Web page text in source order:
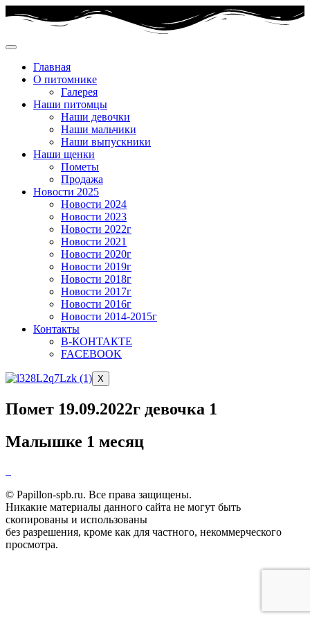
Главная
О питомнике
Галерея
Наши питомцы
Наши девочки
Наши мальчики
Наши выпускники
Наши щенки
Пометы
Продажа
Новости 2025
Новости 2024
Новости 2023
Новости 2022г
Новости 2021
Новости 2020г
Новости 2019г
Новости 2018г
Новости 2017г
Новости 2016г
Новости 2014-2015г
Контакты
В-КОНТАКТЕ
FACEBOOK
X
Помет 19.09.2022г девочка 1
Малышке 1 месяц
© Papillon-spb.ru. Все права защищены.
Никакие материалы данного сайта не могут быть
скопированы и использованы
без разрешения, кроме как для частного, некоммерческого
просмотра.